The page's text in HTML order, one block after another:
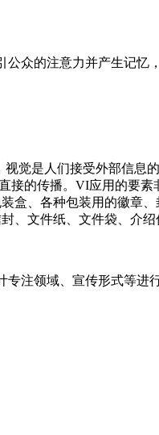
众的注意力并产生记忆
觉是人们接受外部信
的传播。VI应用的要
盒、各种包装用的徽章
文件纸、文件袋、介
注领域、宣传形式等